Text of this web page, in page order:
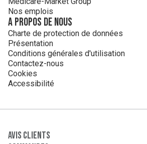
Nos emplois
A propos de nous
Charte de protection de données
Présentation
Conditions générales d'utilisation
Contactez-nous
Cookies
Accessibilité
Avis clients